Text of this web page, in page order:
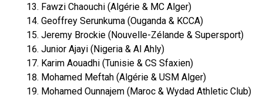
Fawzi Chaouchi (Algérie & MC Alger)
Geoffrey Serunkuma (Ouganda & KCCA)
Jeremy Brockie (Nouvelle-Zélande & Supersport)
Junior Ajayi (Nigeria & Al Ahly)
Karim Aouadhi (Tunisie & CS Sfaxien)
Mohamed Meftah (Algérie & USM Alger)
Mohamed Ounnajem (Maroc & Wydad Athletic Club)